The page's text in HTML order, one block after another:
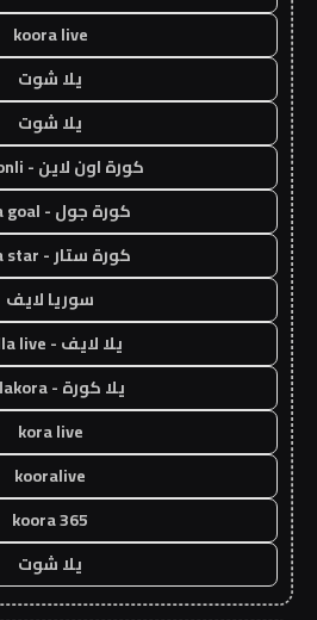
koora live
يلا شوت
يلا شوت
كورة اون لاين - kora onli
كورة جول - kora goal
كورة ستار - kora star
سوريا لايف
يلا لايف - yalla live
يلا كورة - yallakora
kora live
kooralive
koora 365
يلا شوت